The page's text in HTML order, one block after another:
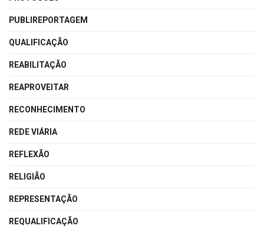
PUBLIREPORTAGEM
QUALIFICAÇÃO
REABILITAÇÃO
REAPROVEITAR
RECONHECIMENTO
REDE VIÁRIA
REFLEXÃO
RELIGIÃO
REPRESENTAÇÃO
REQUALIFICAÇÃO